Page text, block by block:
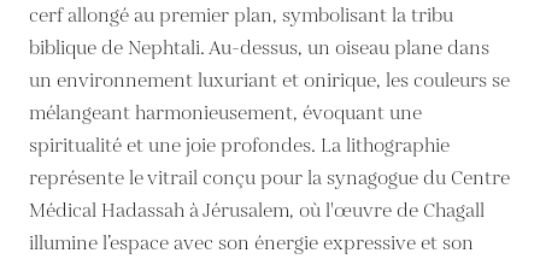
cerf allongé au premier plan, symbolisant la tribu
biblique de Nephtali. Au-dessus, un oiseau plane dans
un environnement luxuriant et onirique, les couleurs se
mélangeant harmonieusement, évoquant une
spiritualité et une joie profondes. La lithographie
représente le vitrail conçu pour la synagogue du Centre
Médical Hadassah à Jérusalem, où l'œuvre de Chagall
illumine l’espace avec son énergie expressive et son